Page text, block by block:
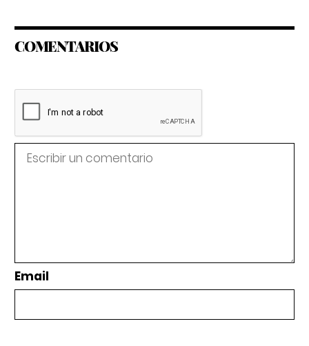
COMENTARIOS
Email